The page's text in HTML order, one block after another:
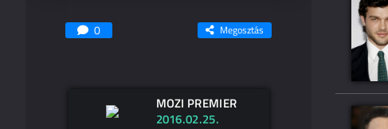
0 Megosztás
MOZI PREMIER
2016.02.25.